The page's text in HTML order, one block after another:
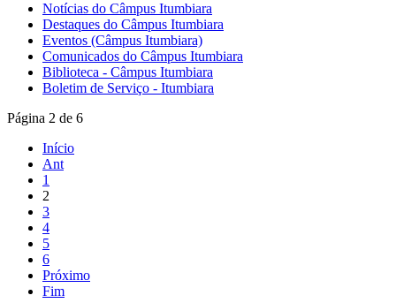
Notícias do Câmpus Itumbiara
Destaques do Câmpus Itumbiara
Eventos (Câmpus Itumbiara)
Comunicados do Câmpus Itumbiara
Biblioteca - Câmpus Itumbiara
Boletim de Serviço - Itumbiara
Página 2 de 6
Início
Ant
1
2
3
4
5
6
Próximo
Fim